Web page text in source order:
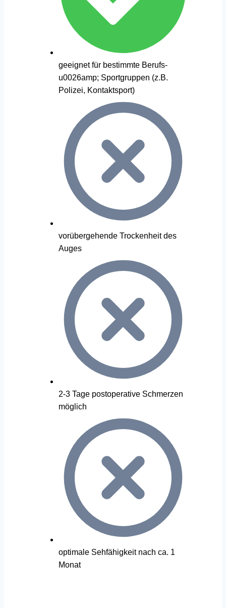
geeignet für bestimmte Berufs-
u0026amp; Sportgruppen (z.B.
Polizei, Kontaktsport)
vorübergehende Trockenheit des
Auges
2-3 Tage postoperative Schmerzen
möglich
optimale Sehfähigkeit nach ca. 1
Monat